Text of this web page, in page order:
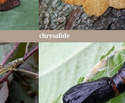
chrysalide